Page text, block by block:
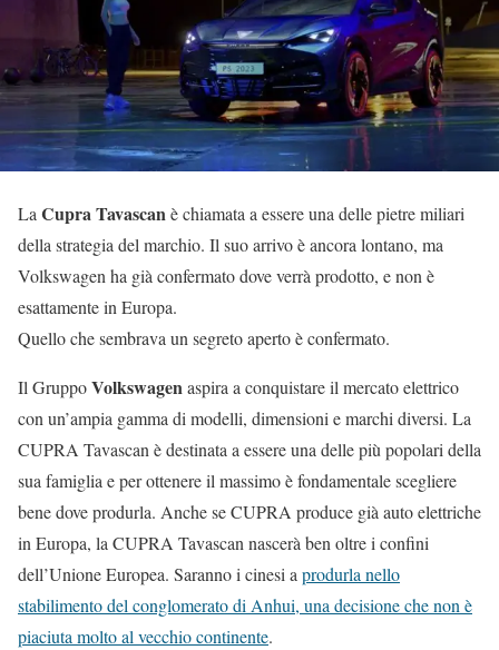
LaCupra Tavascanè chiamata a essere una delle pietre miliari
della strategia del marchio. Il suo arrivo è ancora lontano, ma
Volkswagen ha già confermato dove verrà prodotto, e non è
esattamente in Europa.
Quello che sembrava un segreto aperto è confermato.
Il GruppoVolkswagenaspira a conquistare il mercato elettrico
con un’ampia gamma di modelli, dimensioni e marchi diversi. La
CUPRA Tavascan è destinata a essere una delle più popolari della
sua famiglia e per ottenere il massimo è fondamentale scegliere
bene dove produrla. Anche se CUPRA produce già auto elettriche
in Europa, la CUPRA Tavascan nascerà ben oltre i confini
dell’Unione Europea. Saranno i cinesi aprodurla nello
stabilimento del conglomerato di Anhui, una decisione che non è
piaciuta molto al vecchio continente.